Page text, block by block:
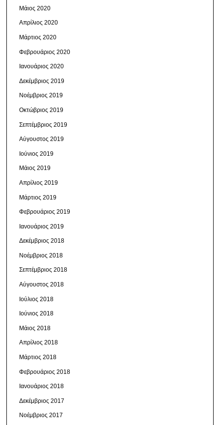
Μάιος 2020
Απρίλιος 2020
Μάρτιος 2020
Φεβρουάριος 2020
Ιανουάριος 2020
Δεκέμβριος 2019
Νοέμβριος 2019
Οκτώβριος 2019
Σεπτέμβριος 2019
Αύγουστος 2019
Ιούνιος 2019
Μάιος 2019
Απρίλιος 2019
Μάρτιος 2019
Φεβρουάριος 2019
Ιανουάριος 2019
Δεκέμβριος 2018
Νοέμβριος 2018
Σεπτέμβριος 2018
Αύγουστος 2018
Ιούλιος 2018
Ιούνιος 2018
Μάιος 2018
Απρίλιος 2018
Μάρτιος 2018
Φεβρουάριος 2018
Ιανουάριος 2018
Δεκέμβριος 2017
Νοέμβριος 2017